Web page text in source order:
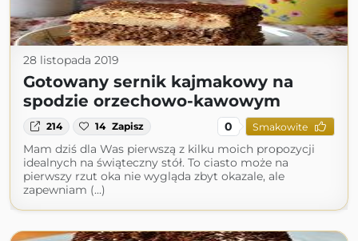
28 listopada 2019
Gotowany sernik kajmakowy na
spodzie orzechowo-kawowym
214 14 Zapisz 0 Smakowite
Mam dziś dla Was pierwszą z kilku moich propozycji
idealnych na świąteczny stół. To ciasto może na
pierwszy rzut oka nie wygląda zbyt okazale, ale
zapewniam (...)